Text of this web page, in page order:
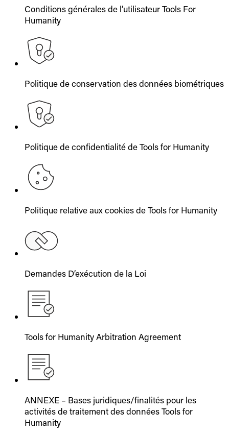
Conditions générales de l’utilisateur Tools For
Humanity
Politique de conservation des données biométriques
Politique de confidentialité de Tools for Humanity
Politique relative aux cookies de Tools for Humanity
Demandes D’exécution de la Loi
Tools for Humanity Arbitration Agreement
ANNEXE – Bases juridiques/finalités pour les
activités de traitement des données Tools for
Humanity